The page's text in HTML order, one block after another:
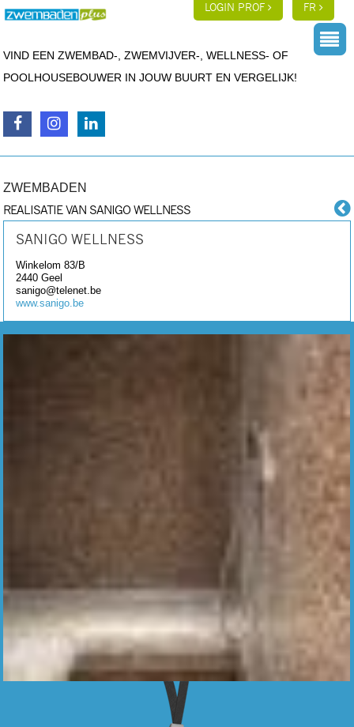
LOGIN PROF FR
VIND EEN ZWEMBAD-, ZWEMVIJVER-, WELLNESS- OF
POOLHOUSEBOUWER IN JOUW BUURT EN VERGELIJK!
ZWEMBADEN
REALISATIE VAN SANIGO WELLNESS
SANIGO WELLNESS
Winkelom 83/B
2440Geel
sanigo@telenet.be
www.sanigo.be